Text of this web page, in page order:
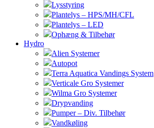
Lysstyring
Plantelys – HPS/MH/CFL
Plantelys – LED
Ophæng & Tilbehør
Hydro
Alien Systemer
Autopot
Terra Aquatica Vandings System
Verticale Gro Systemer
Wilma Gro Systemer
Drypvanding
Pumper – Div. Tilbehør
Vandkøling